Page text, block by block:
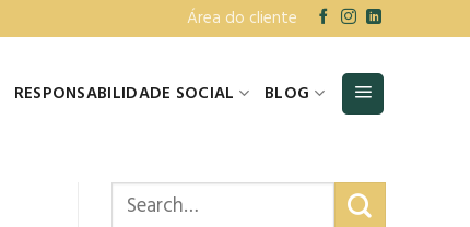
Área do cliente
RESPONSABILIDADE SOCIAL BLOG